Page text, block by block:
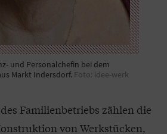
und Personalchefin bei dem
Markt Indersdorf. Foto: idee-werk
Familienbetriebs zählen die
von Werkstücken,